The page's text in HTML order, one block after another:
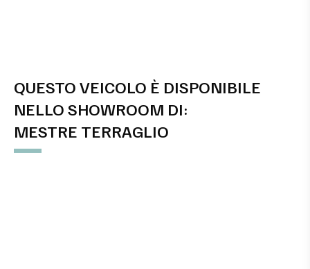
QUESTO VEICOLO È DISPONIBILE
NELLO SHOWROOM DI:
MESTRE TERRAGLIO